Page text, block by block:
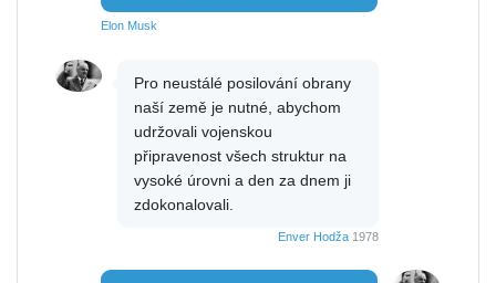
Elon Musk
Pro neustálé posilování obrany
naší země je nutné, abychom
udržovali vojenskou
připravenost všech struktur na
vysoké úrovni a den za dnem ji
zdokonalovali.
Enver Hodža 1978